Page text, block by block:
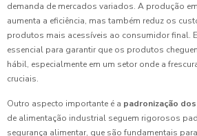
demanda de mercados variados. A produção
aumenta a eficiência, mas também reduz os
produtos mais acessíveis ao consumidor final.
essencial para garantir que os produtos
hábil, especialmente em um setor onde a
cruciais.
Outro aspecto importante é a padronização
de alimentação industrial seguem rigorosos
segurança alimentar, que são fundamentais